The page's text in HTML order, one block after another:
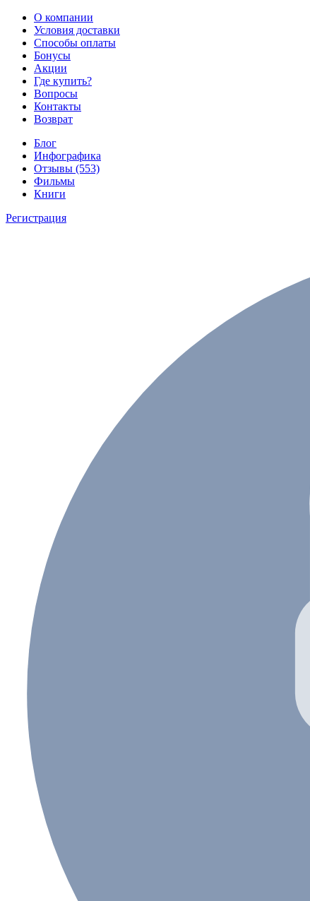
О компании
Условия доставки
Способы оплаты
Бонусы
Акции
Где купить?
Вопросы
Контакты
Возврат
Блог
Инфографика
Отзывы (553)
Фильмы
Книги
Регистрация